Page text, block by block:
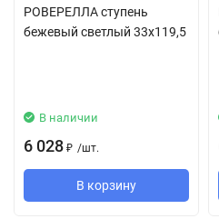
РОВЕРЕЛЛА ступень
бежевый светлый 33x119,5
В наличии
6 028 ₽ /шт.
В корзину